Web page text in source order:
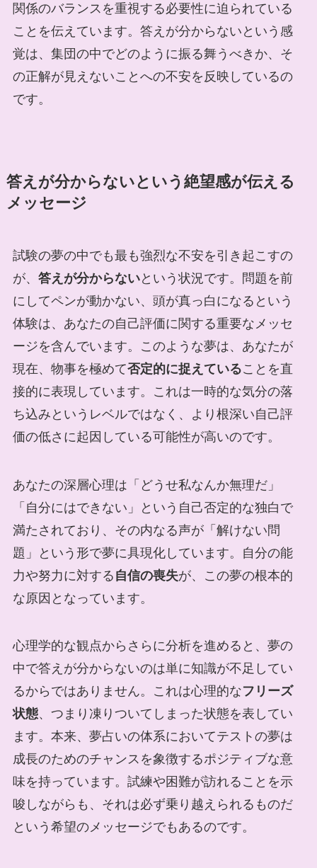
関係のバランスを重視する必要性に迫られている
ことを伝えています。答えが分からないという感
覚は、集団の中でどのように振る舞うべきか、そ
の正解が見えないことへの不安を反映しているの
です。
答えが分からないという絶望感が伝える
メッセージ
試験の夢の中でも最も強烈な不安を引き起こすの
が、 答えが分からないという状況です。問題を前
にしてペンが動かない、頭が真っ白になるという
体験は、あなたの自己評価に関する重要なメッセ
ージを含んでいます。このような夢は、あなたが
現在、物事を極めて否定的に捉えていることを直
接的に表現しています。これは一時的な気分の落
ち込みというレベルではなく、より根深い自己評
価の低さに起因している可能性が高いのです。
あなたの深層心理は「どうせ私なんか無理だ」
「自分にはできない」という自己否定的な独白で
満たされており、その内なる声が「解けない問
題」という形で夢に具現化しています。自分の能
力や努力に対する 自信の喪失が、この夢の根本的
な原因となっています。
心理学的な観点からさらに分析を進めると、夢の
中で答えが分からないのは単に知識が不足してい
るからではありません。これは心理的なフリーズ
状態、つまり凍りついてしまった状態を表してい
ます。本来、夢占いの体系においてテストの夢は
成長のためのチャンスを象徴するポジティブな意
味を持っています。試練や困難が訪れることを示
唆しながらも、それは必ず乗り越えられるものだ
という希望のメッセージでもあるのです。